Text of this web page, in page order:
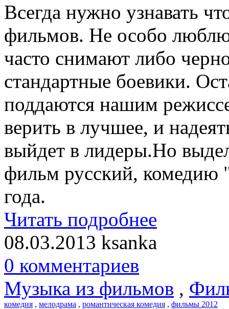
Всегда нужно узнавать
фильмов. Не особо
часто снимают либо
стандартные боевики.
поддаются нашим
верить в лучшее, и
выйдет в лидеры.Но
фильм русский, комедию
года.
Читать подробнее
08.03.2013 ksanka
0 комментариев
Музыка из фильмов ,
комедия , мелодрама , романтическая комедия , фильмы 2012